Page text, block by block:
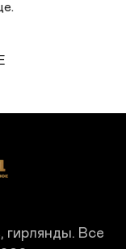
гирлянды. Все